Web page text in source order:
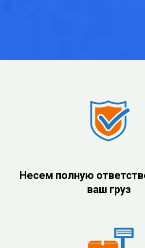
Несем полную
ваш груз